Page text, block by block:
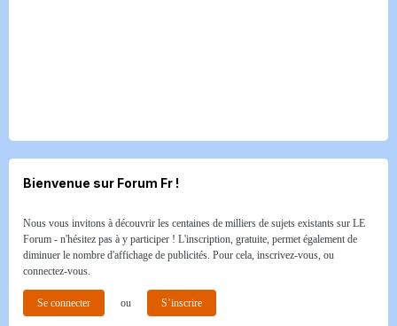
Bienvenue sur Forum Fr !
Nous vous invitons à découvrir les centaines de milliers de sujets existants sur LE
Forum - n'hésitez pas à y participer ! L'inscription, gratuite, permet également de
diminuer le nombre d'affichage de publicités. Pour cela, inscrivez-vous, ou
connectez-vous.
Se connecter ou S’inscrire